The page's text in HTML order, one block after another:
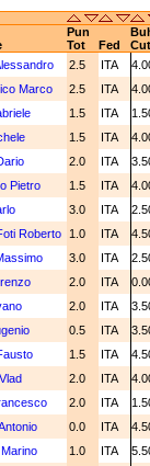
Pun
Tot Fed
2.5 ITA
Marco 2.5 ITA
1.5 ITA
1.5 ITA
2.0 ITA
Pietro 1.5 ITA
3.0 ITA
Roberto 1.0 ITA
3.0 ITA
2.0 ITA
2.0 ITA
0.5 ITA
1.5 ITA
2.0 ITA
2.0 ITA
0.0 ITA
1.0 ITA